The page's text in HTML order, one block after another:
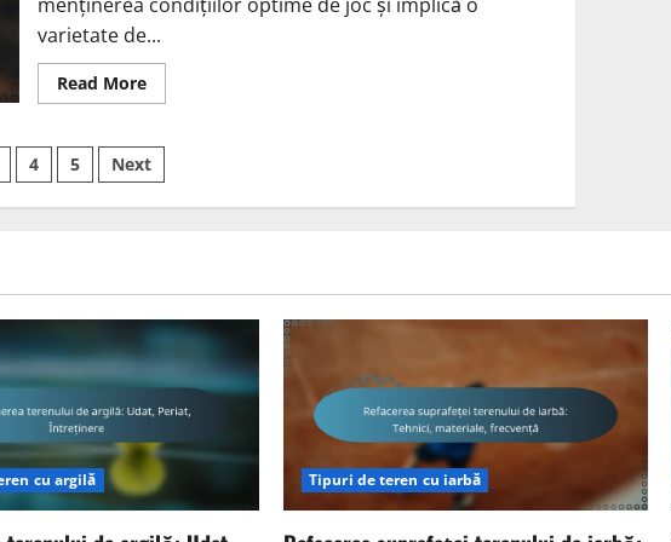
varietate de...
Read MoreRead
more
terenurilor
de
zgură:
4 5 Next
cu argilă Tipuri de teren cu iarbă